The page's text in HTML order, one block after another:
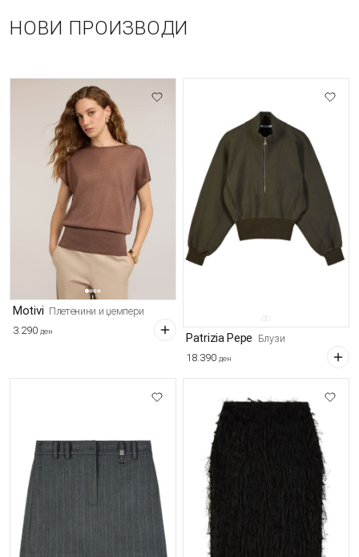
НОВИ ПРОИЗВОДИ
Motivi Плетенини и џемпери
3.290 ден
Patrizia Pepe Блузи
18.390 ден